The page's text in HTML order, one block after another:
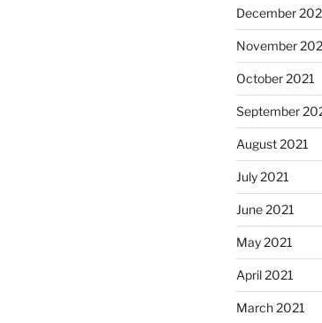
December
November
October 2021
September
August 2021
July 2021
June 2021
May 2021
April 2021
March 2021